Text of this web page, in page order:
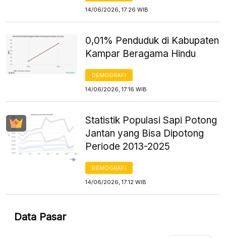
14/06/2026, 17:26 WIB
0,01% Penduduk di Kabupaten
Kampar Beragama Hindu
DEMOGRAFI
14/06/2026, 17:16 WIB
Statistik Populasi Sapi Potong
Jantan yang Bisa Dipotong
Periode 2013-2025
DEMOGRAFI
14/06/2026, 17:12 WIB
Data Pasar